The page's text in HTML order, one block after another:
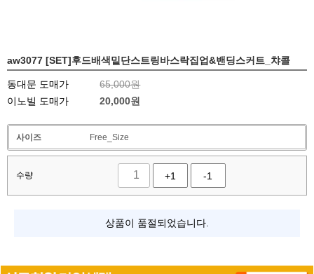
aw3077 [SET]후드배색밑단스트링바스락집업&밴딩스커트_챠콜
동대문 도매가
65,000원
이노빌 도매가
20,000원
사이즈 Free_Size
수량 +1 -1
상품이 품절되었습니다.